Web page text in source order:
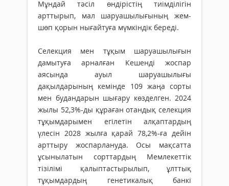
Мұндай тәсіл өндірістің тиімділігін
арттырып, мал шаруашылығының жем-
шөп қорын нығайтуға мүмкіндік береді.
Селекция мен тұқым шаруашылығын
дамытуға арналған Кешенді жоспар
аясында ауыл шаруашылығы
дақылдарының кемінде 109 жаңа сорты
мен будандарын шығару көзделген. 2024
жылы 52,3%-ды құраған отандық селекция
тұқымдарымен егілетін алқаптардың
үлесін 2028 жылға қарай 78,2%-ға дейін
арттыру жоспарлануда. Осы мақсатта
ұсынылатын сорттардың Мемлекеттік
тізілімі қалыптастырылып, ұлттық
тұқымдардың генетикалық банкі